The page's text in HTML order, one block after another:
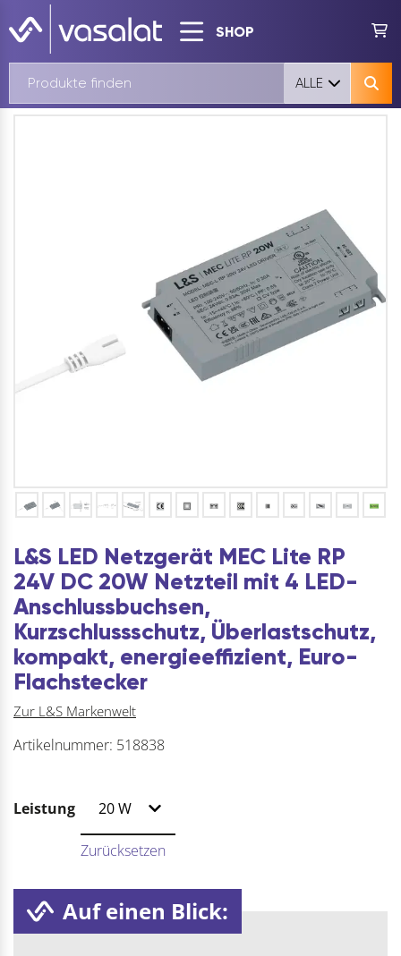
SHOP
ALLE
L&S LED Netzgerät MEC Lite RP
24V DC 20W Netzteil mit 4 LED-
Anschlussbuchsen,
Kurzschlussschutz, Überlastschutz,
kompakt, energieeffizient, Euro-
Flachstecker
Zur L&S Markenwelt
Artikelnummer: 518838
Leistung
Zurücksetzen
Auf einen Blick: